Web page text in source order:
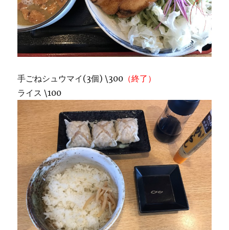
手ごねシュウマイ(3個) \300 （終了）
ライス \100